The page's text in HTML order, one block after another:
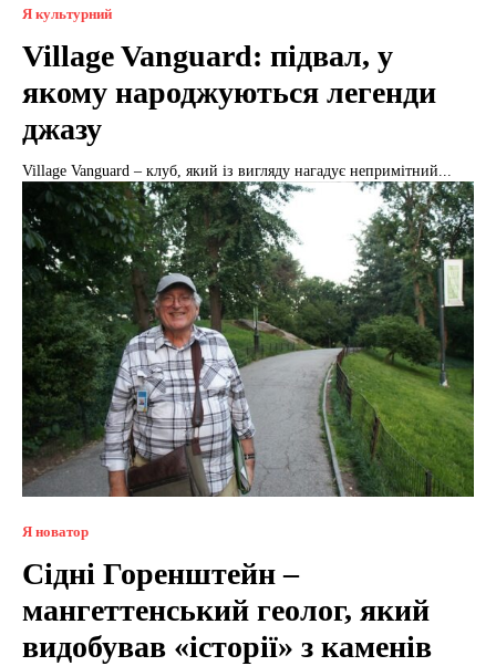
Я культурний
Village Vanguard: підвал, у
якому народжуються легенди
джазу
Village Vanguard – клуб, який із вигляду нагадує непримітний...
Я новатор
Сідні Горенштейн –
мангеттенський геолог, який
видобував «історії» з каменів